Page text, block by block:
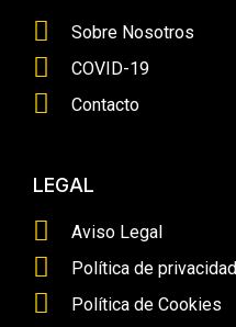
Sobre Nosotros
COVID-19
Contacto
LEGAL
Aviso Legal
Política de privacidad
Política de Cookies